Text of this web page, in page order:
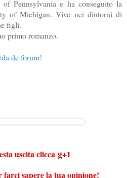
Pennsylvania e ha conseguito la
of Michigan. Vive nei dintorni di
figli.
primo romanzo.
de forum!
uscita clicca g+1
farci sapere la tua opinione!